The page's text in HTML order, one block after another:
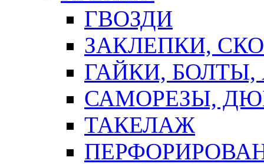
ГВОЗДИ
ЗАКЛЕПКИ,
ГАЙКИ,
САМОРЕЗЫ,
ТАКЕЛАЖ